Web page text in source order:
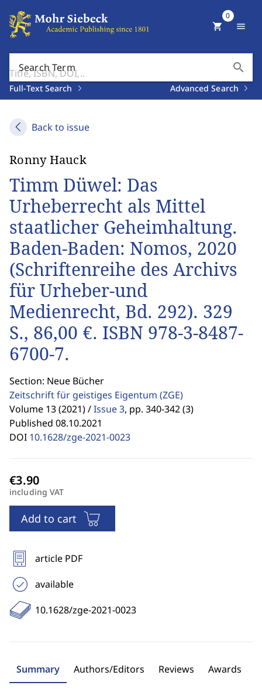
Search Term search
Full-Text Search Advanced Search
shopping_cart
0
menu
Back to issue
Ronny Hauck
Timm Düwel: Das
Urheberrecht als Mittel
staatlicher Geheimhaltung.
Baden-Baden: Nomos, 2020
(Schriftenreihe des Archivs
für Urheber-und
Medienrecht, Bd. 292). 329
S., 86,00 €. ISBN 978-3-8487-
6700-7.
Section: Neue Bücher
Zeitschrift für geistiges Eigentum (ZGE)
Volume 13 (2021) /Issue 3, pp. 340-342 (3)
Published 08.10.2021
DOI 10.1628/zge-2021-0023
including VAT
Add to cart
article PDF
available
10.1628/zge-2021-0023
Summary Authors/Editors Reviews Awards